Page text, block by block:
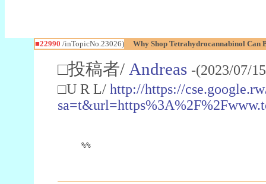
■22990 /inTopicNo.23026) Why Shop Tetrahydrocannabinol Can
□投稿者/ Andreas -(2023/07/
□U R L/ http://https://
%%